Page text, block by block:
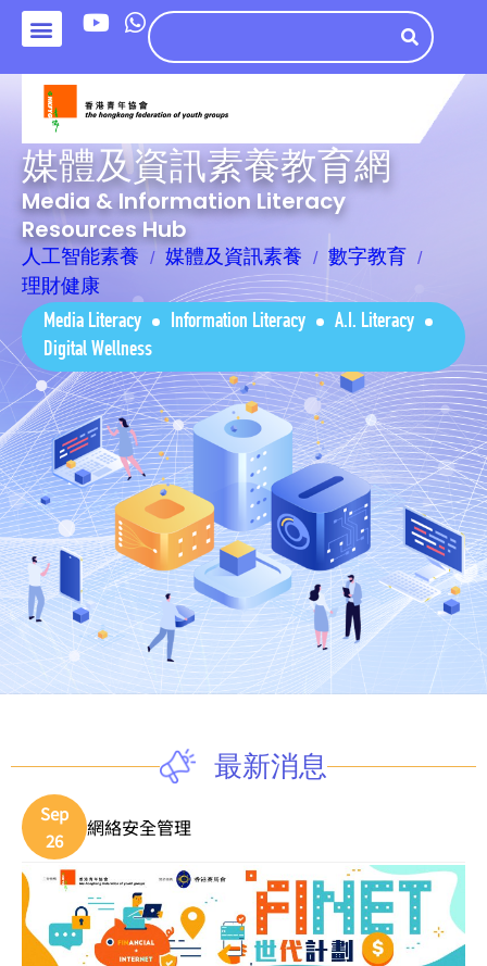
媒體及資訊素養教育網
Media & Information Literacy
Resources Hub
人工智能素養 媒體及資訊素養
數字教育
理財健康
Media Literacy Information Literacy
A.I. Literacy
Digital Wellness
最新消息
Sep
26
網絡安全管理